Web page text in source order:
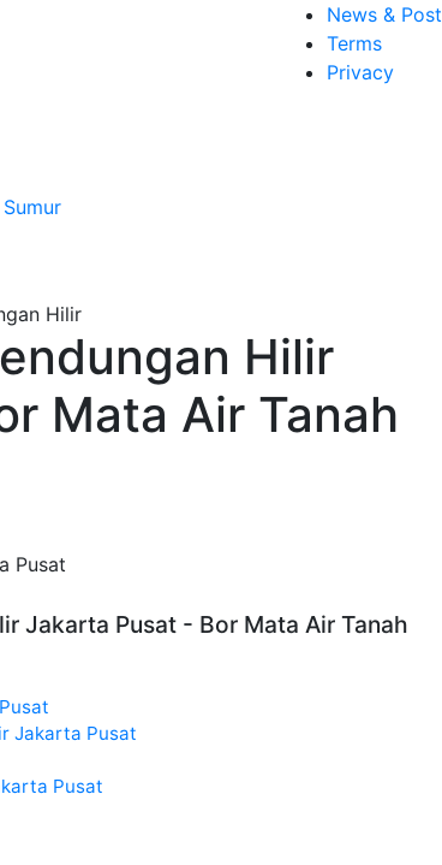
News & Post
Terms
Privacy
Hilir
Mata Air Tanah
Pusat
Jakarta Pusat - Bor Mata Air Tanah
Jakarta Pusat
Pusat